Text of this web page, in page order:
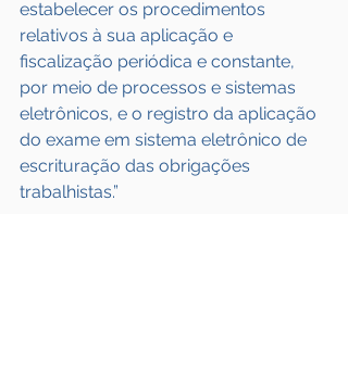
estabelecer os procedimentos
relativos à sua aplicação e
fiscalização periódica e constante,
por meio de processos e sistemas
eletrônicos, e o registro da aplicação
do exame em sistema eletrônico de
escrituração das obrigações
trabalhistas.”